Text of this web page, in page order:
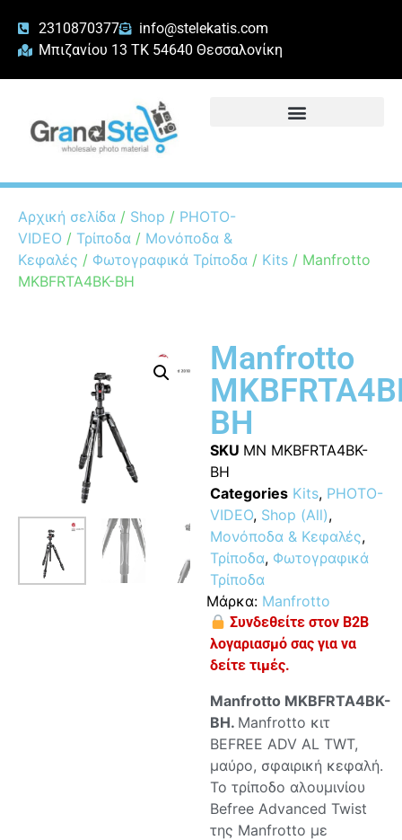
2310870377
info@stelekatis.com
Μπιζανίου 13 ΤΚ 54640 Θεσσαλονίκη
Αρχική σελίδα / Shop / PHOTO-
VIDEO / Τρίποδα / Μονόποδα &
Κεφαλές / Φωτογραφικά Τρίποδα / Kits / Manfrotto
MKBFRTA4BK-BH
Manfrotto
BH
SKU MN MKBFRTA4BK-
BH
Categories Kits, PHOTO-
VIDEO, Shop (All),
Μονόποδα & Κεφαλές,
Τρίποδα, Φωτογραφικά
Τρίποδα
Μάρκα: Manfrotto
Συνδεθείτε στον B2B
λογαριασμό σας για να
δείτε τιμές.
Manfrotto MKBFRTA4BK-
BH. Manfrotto κιτ
BEFREE ADV AL TWT,
μαύρο, σφαιρική κεφαλή.
Το τρίποδο αλουμινίου
Befree Advanced Twist
της Manfrotto με